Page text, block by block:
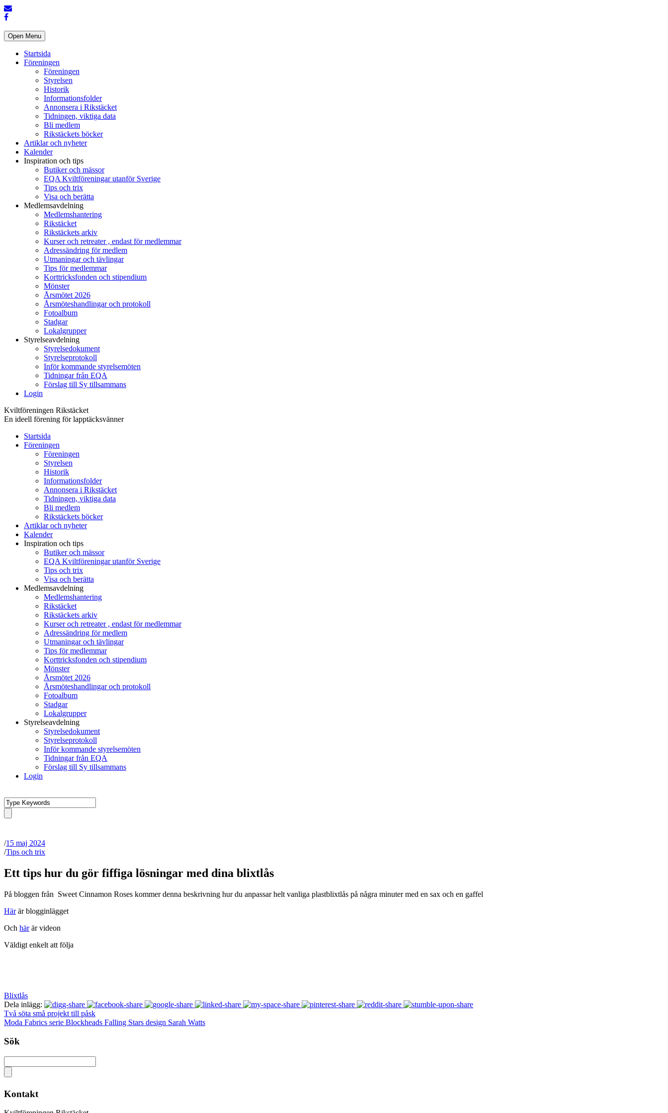
Open Menu
Startsida
Föreningen
Föreningen
Styrelsen
Historik
Informationsfolder
Annonsera i Rikstäcket
Tidningen, viktiga data
Bli medlem
Rikstäckets böcker
Artiklar och nyheter
Kalender
Inspiration och tips
Butiker och mässor
EQA Kviltföreningar utanför Sverige
Tips och trix
Visa och berätta
Medlemsavdelning
Medlemshantering
Rikstäcket
Rikstäckets arkiv
Kurser och retreater , endast för medlemmar
Adressändring för medlem
Utmaningar och tävlingar
Tips för medlemmar
Korttricksfonden och stipendium
Mönster
Årsmötet 2026
Årsmöteshandlingar och protokoll
Fotoalbum
Stadgar
Lokalgrupper
Styrelseavdelning
Styrelsedokument
Styrelseprotokoll
Inför kommande styrelsemöten
Tidningar från EQA
Förslag till Sy tillsammans
Login
Kviltföreningen Rikstäcket
En ideell förening för lapptäcksvänner
Startsida
Föreningen
Föreningen
Styrelsen
Historik
Informationsfolder
Annonsera i Rikstäcket
Tidningen, viktiga data
Bli medlem
Rikstäckets böcker
Artiklar och nyheter
Kalender
Inspiration och tips
Butiker och mässor
EQA Kviltföreningar utanför Sverige
Tips och trix
Visa och berätta
Medlemsavdelning
Medlemshantering
Rikstäcket
Rikstäckets arkiv
Kurser och retreater , endast för medlemmar
Adressändring för medlem
Utmaningar och tävlingar
Tips för medlemmar
Korttricksfonden och stipendium
Mönster
Årsmötet 2026
Årsmöteshandlingar och protokoll
Fotoalbum
Stadgar
Lokalgrupper
Styrelseavdelning
Styrelsedokument
Styrelseprotokoll
Inför kommande styrelsemöten
Tidningar från EQA
Förslag till Sy tillsammans
Login
/15 maj 2024
/Tips och trix
Ett tips hur du gör fiffiga lösningar med dina blixtlås
På bloggen från Sweet Cinnamon Roses kommer denna beskrivning hur du anpassar helt vanliga plastblixtlås på några minuter med en sax och en gaffel
Härär blogginlägget
Och härär videon
Väldigt enkelt att följa
Blixtlås
Dela inlägg:
Två söta små projekt till påsk
Moda Fabrics serie Blockheads Falling Stars design Sarah Watts
Sök
Kontakt